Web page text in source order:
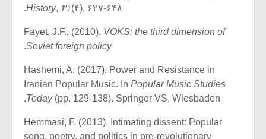
History, ۳۱(۴), ۶۲۷-۶۴۸.
Fayet, J.F., (2010). VOKS: the third dimension of
Soviet foreign policy
.
Hashemi, A. (2017). Power and Resistance in
Iranian Popular Music. In Popular Music Studies
Today(pp. 129-138). Springer VS, Wiesbaden.
Hemmasi, F. (2013). Intimating dissent: Popular
song, poetry, and politics in pre-revolutionary